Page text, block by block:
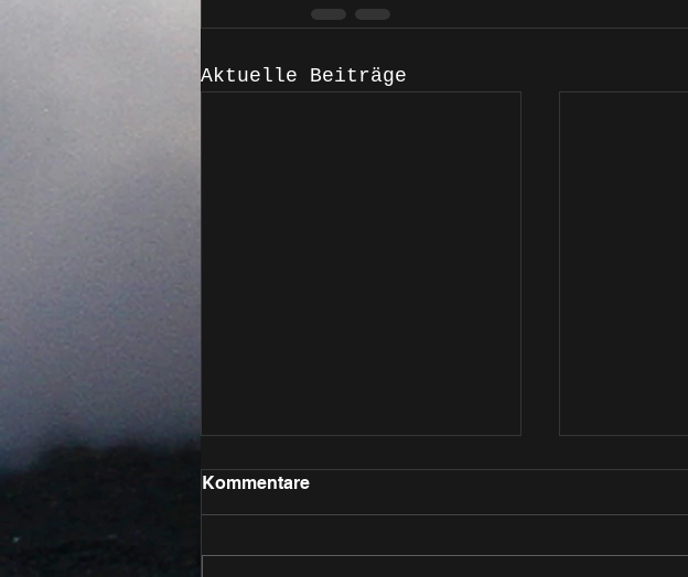
Aktuelle Beiträge
Kommentare